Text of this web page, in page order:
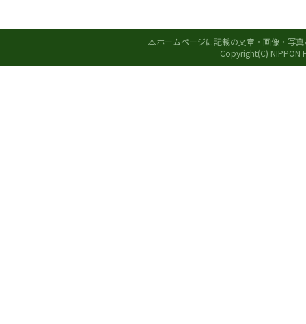
本ホームページに記載の文章・画像・写
Copyright(C) NIPPON